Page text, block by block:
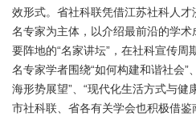
效形式。省社科联凭借江苏社科人
名专家为主体，以介绍最前沿的学
要阵地的“名家讲坛”，在社科宣传
名专家学者围绕“如何构建和谐社会”
海形势展望”、“现代化生活方式与健
市社科联、省各有关学会也积极借鉴